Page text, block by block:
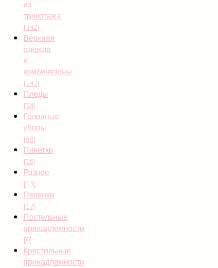
из
трикотажа
[342]
Верхняя
одежда
и
комбинезоны
[147]
Пледы
[54]
Головные
уборы
[69]
Пинетки
[16]
Разное
[13]
Пеленки
[17]
Постельные
принадлежности
[0]
Крестильные
принадлежности